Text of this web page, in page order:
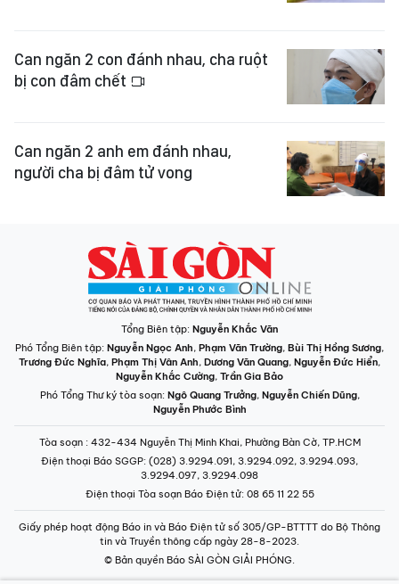
Can ngăn 2 con đánh nhau, cha ruột
bị con đâm chết
Can ngăn 2 anh em đánh nhau,
người cha bị đâm tử vong
Tổng Biên tập: Nguyễn Khắc Văn
Phó Tổng Biên tập: Nguyễn Ngọc Anh, Phạm Văn Trường, Bùi Thị Hồng Sương,
Trương Đức Nghĩa, Phạm Thị Vân Anh, Dương Văn Quang, Nguyễn Đức Hiển,
Nguyễn Khắc Cường, Trần Gia Bảo
Phó Tổng Thư ký tòa soạn: Ngô Quang Trưởng, Nguyễn Chiến Dũng,
Nguyễn Phước Bình
Tòa soạn : 432-434 Nguyễn Thị Minh Khai, Phường Bàn Cờ, TP.HCM
Điện thoại Báo SGGP: (028) 3.9294.091, 3.9294.092, 3.9294.093,
3.9294.097, 3.9294.098
Điện thoại Tòa soạn Báo Điện tử: 08 65 11 22 55
Giấy phép hoạt động Báo in và Báo Điện tử số 305/GP-BTTTT do Bộ Thông
tin và Truyền thông cấp ngày 28-8-2023.
© Bản quyền Báo SÀI GÒN GIẢI PHÓNG.